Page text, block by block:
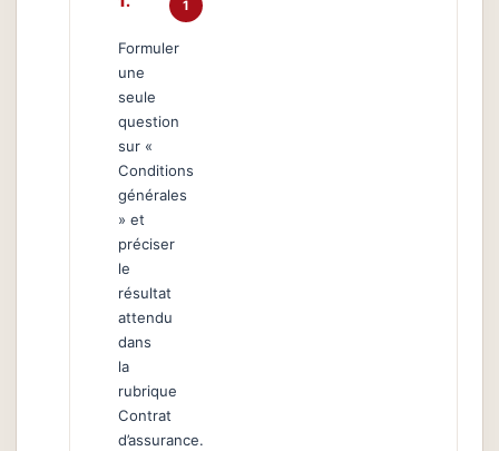
1
Formuler
une
seule
question
sur «
Conditions
générales
» et
préciser
le
résultat
attendu
dans
la
rubrique
Contrat
d’assurance.